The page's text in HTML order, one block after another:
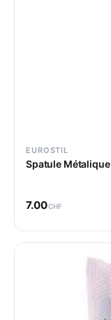
EUROSTIL
Spatule Métalique
7.00CHF